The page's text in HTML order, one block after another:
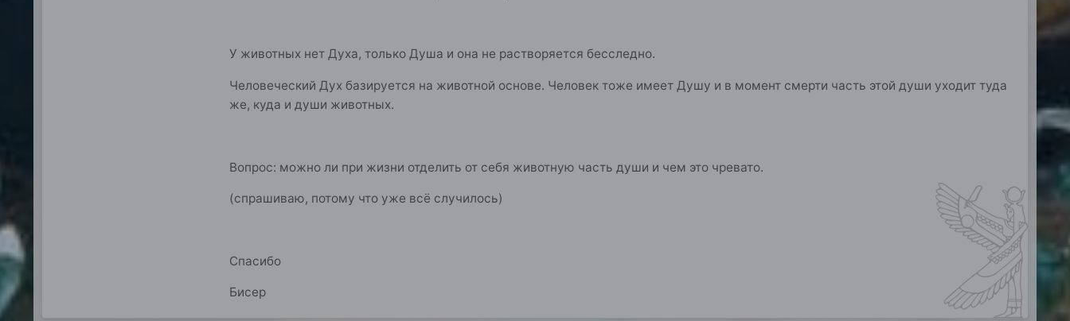
У животных нет Духа, только Душа и она не растворяется бесследно.
Человеческий Дух базируется на животной основе. Человек тоже имеет Душу и в момент смерти часть этой души уходит туда
же, куда и души животных.
Вопрос: можно ли при жизни отделить от себя животную часть души и чем это чревато.
(спрашиваю, потому что уже всё случилось)
Спасибо
Бисер